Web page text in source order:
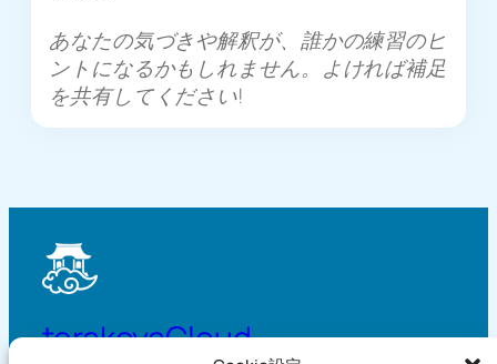
あなたの気づきや解釈が、誰かの練習のヒ
ントになるかもしれません。よければ補足
を共有してください!
terakoyaCloud